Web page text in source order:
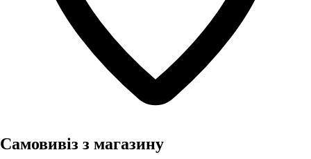
Самовивіз з магазину